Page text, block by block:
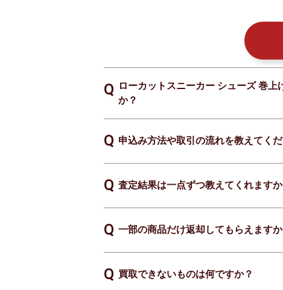
ローカットスニーカー シューズ 巻
か？
申込み方法や取引の流れを教えてくだ
査定結果は一点ずつ教えてくれますか
一部の商品だけ返却してもらえますか
買取できないものは何ですか？